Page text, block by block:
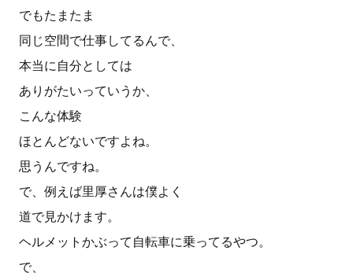
でもたまたま
同じ空間で仕事してるんで、
本当に自分としては
ありがたいっていうか、
こんな体験
ほとんどないですよね。
思うんですね。
で、例えば里厚さんは僕よく
道で見かけます。
ヘルメットかぶって自転車に乗ってるやつ。
で、